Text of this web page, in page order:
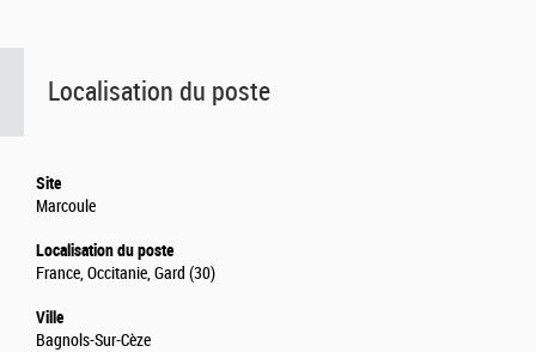
Localisation du poste
Site
Marcoule
Localisation du poste
France, Occitanie, Gard (30)
Ville
Bagnols-Sur-Cèze